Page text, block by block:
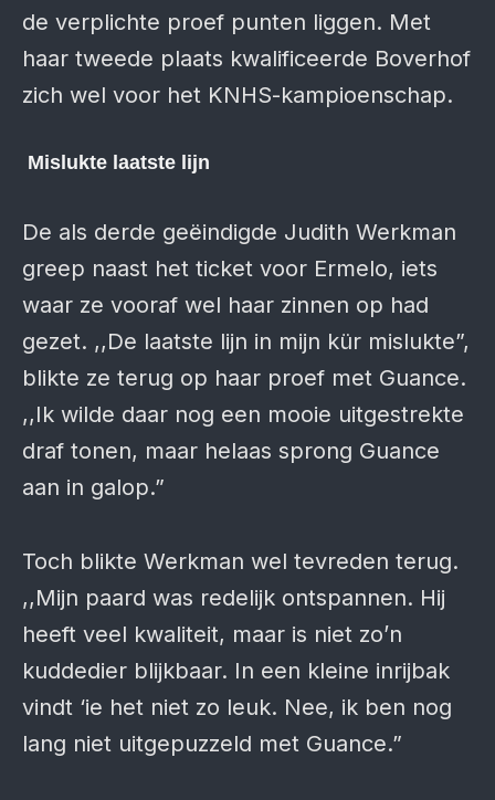
de verplichte proef punten liggen. Met
haar tweede plaats kwalificeerde Boverhof
zich wel voor het KNHS-kampioenschap.
Mislukte laatste lijn
De als derde geëindigde Judith Werkman
greep naast het ticket voor Ermelo, iets
waar ze vooraf wel haar zinnen op had
gezet. ,,De laatste lijn in mijn kür mislukte”,
blikte ze terug op haar proef met Guance.
,,Ik wilde daar nog een mooie uitgestrekte
draf tonen, maar helaas sprong Guance
aan in galop.”
Toch blikte Werkman wel tevreden terug.
,,Mijn paard was redelijk ontspannen. Hij
heeft veel kwaliteit, maar is niet zo’n
kuddedier blijkbaar. In een kleine inrijbak
vindt ‘ie het niet zo leuk. Nee, ik ben nog
lang niet uitgepuzzeld met Guance.”